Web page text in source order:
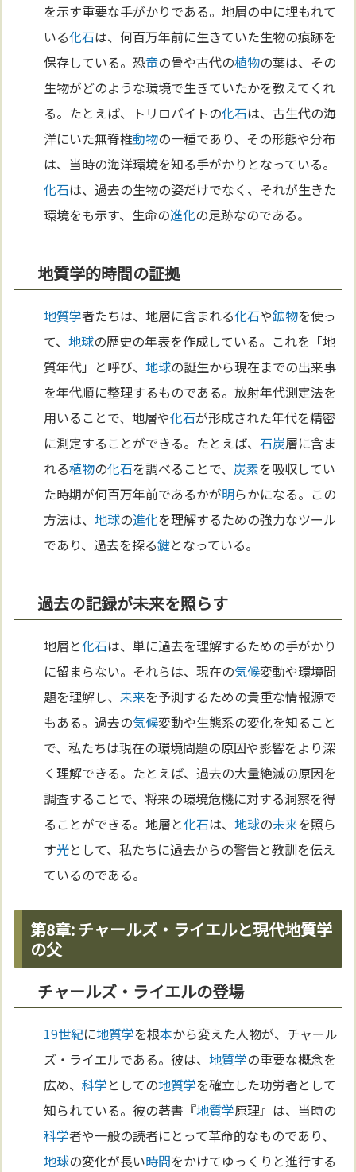
を示す重要な手がかりである。地層の中に埋もれて
いる化石は、何百万年前に生きていた生物の痕跡を
保存している。恐竜の骨や古代の植物の葉は、その
生物がどのような環境で生きていたかを教えてくれ
る。たとえば、トリロバイトの化石は、古生代の海
洋にいた無脊椎動物の一種であり、その形態や分布
は、当時の海洋環境を知る手がかりとなっている。
化石は、過去の生物の姿だけでなく、それが生きた
環境をも示す、生命の進化の足跡なのである。
地質学的時間の証拠
地質学者たちは、地層に含まれる化石や鉱物を使っ
て、地球の歴史の年表を作成している。これを「地
質年代」と呼び、地球の誕生から現在までの出来事
を年代順に整理するものである。放射年代測定法を
用いることで、地層や化石が形成された年代を精密
に測定することができる。たとえば、石炭層に含ま
れる植物の化石を調べることで、 炭素を吸収してい
た時期が何百万年前であるかが明らかになる。この
方法は、地球の進化を理解するための強力なツール
であり、過去を探る鍵となっている。
過去の記録が未来を照らす
地層と化石は、単に過去を理解するための手がかり
に留まらない。それらは、現在の気候変動や環境問
題を理解し、未来を予測するための貴重な情報源で
もある。過去の気候変動や生態系の変化を知ること
で、私たちは現在の環境問題の原因や影響をより深
く理解できる。たとえば、過去の大量絶滅の原因を
調査することで、将来の環境危機に対する洞察を得
ることができる。地層と化石は、地球の未来を照ら
す光として、私たちに過去からの警告と教訓を伝え
ているのである。
第8章: チャールズ・ライエルと現代地質学
の父
チャールズ・ライエルの登場
19世紀に地質学を根本から変えた人物が、チャール
ズ・ライエルである。彼は、地質学の重要な概念を
広め、科学としての地質学を確立した功労者として
知られている。彼の著書『地質学原理』は、当時の
科学者や一般の読者にとって革命的なものであり、
地球の変化が長い時間をかけてゆっくりと進行する